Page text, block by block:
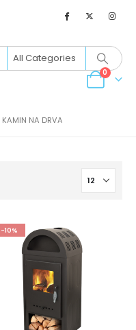
0
KAMIN NA DRVA
-10%